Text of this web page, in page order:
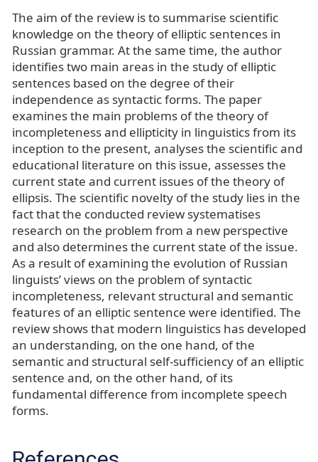
The aim of the review is to summarise scientific
knowledge on the theory of elliptic sentences in
Russian grammar. At the same time, the author
identifies two main areas in the study of elliptic
sentences based on the degree of their
independence as syntactic forms. The paper
examines the main problems of the theory of
incompleteness and ellipticity in linguistics from its
inception to the present, analyses the scientific and
educational literature on this issue, assesses the
current state and current issues of the theory of
ellipsis. The scientific novelty of the study lies in the
fact that the conducted review systematises
research on the problem from a new perspective
and also determines the current state of the issue.
As a result of examining the evolution of Russian
linguists’ views on the problem of syntactic
incompleteness, relevant structural and semantic
features of an elliptic sentence were identified. The
review shows that modern linguistics has developed
an understanding, on the one hand, of the
semantic and structural self-sufficiency of an elliptic
sentence and, on the other hand, of its
fundamental difference from incomplete speech
forms.